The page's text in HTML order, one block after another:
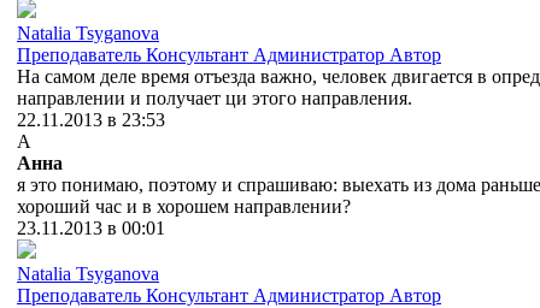
Natalia Tsyganova
Преподаватель Консультант Администратор Автор
На самом деле время отъезда важно, человек двигается в
направлении и получает ци этого направления.
22.11.2013 в 23:53
А
Анна
я это понимаю, поэтому и спрашиваю: выехать из дома
хороший час и в хорошем направлении?
23.11.2013 в 00:01
Natalia Tsyganova
Преподаватель Консультант Администратор Автор